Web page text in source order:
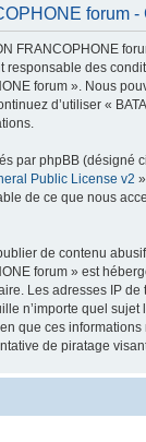
forum -
FRANCOPHONE
responsable des
forum ». Nous
d’utiliser «
par phpBB (désigné
Public License v2
de ce que nous
de contenu
forum » est
Les adresses IP
n’importe quel
que ces
de piratage